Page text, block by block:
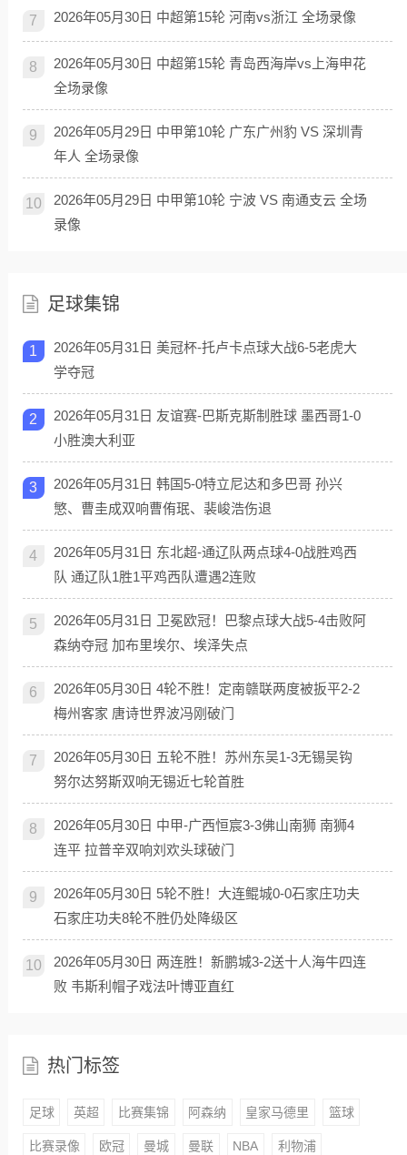
7 2026年05月30日 中超第15轮 河南vs浙江 全场录像
8
2026年05月30日 中超第15轮 青岛西海岸vs上海申花
全场录像
9
2026年05月29日 中甲第10轮 广东广州豹 VS 深圳青
年人 全场录像
10
2026年05月29日 中甲第10轮 宁波 VS 南通支云 全场
录像
足球集锦
1
2026年05月31日 美冠杯-托卢卡点球大战6-5老虎大
学夺冠
2
2026年05月31日 友谊赛-巴斯克斯制胜球 墨西哥1-0
小胜澳大利亚
3
2026年05月31日 韩国5-0特立尼达和多巴哥 孙兴
慜、曹圭成双响曹侑珉、裴峻浩伤退
4
2026年05月31日 东北超-通辽队两点球4-0战胜鸡西
队 通辽队1胜1平鸡西队遭遇2连败
5
2026年05月31日 卫冕欧冠！巴黎点球大战5-4击败阿
森纳夺冠 加布里埃尔、埃泽失点
6
2026年05月30日 4轮不胜！定南赣联两度被扳平2-2
梅州客家 唐诗世界波冯刚破门
7
2026年05月30日 五轮不胜！苏州东吴1-3无锡吴钩
努尔达努斯双响无锡近七轮首胜
8
2026年05月30日 中甲-广西恒宸3-3佛山南狮 南狮4
连平 拉普辛双响刘欢头球破门
9
2026年05月30日 5轮不胜！大连鲲城0-0石家庄功夫
石家庄功夫8轮不胜仍处降级区
10
2026年05月30日 两连胜！新鹏城3-2送十人海牛四连
败 韦斯利帽子戏法叶博亚直红
热门标签
足球 英超 比赛集锦 阿森纳 皇家马德里 篮球
比赛录像 欧冠 曼城 曼联 NBA 利物浦